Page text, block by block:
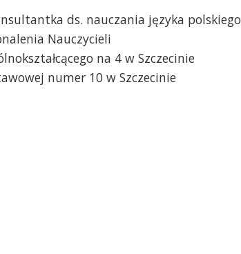
ds. nauczania języka polskiego
Nauczycieli
na 4 w Szczecinie
numer 10 w Szczecinie